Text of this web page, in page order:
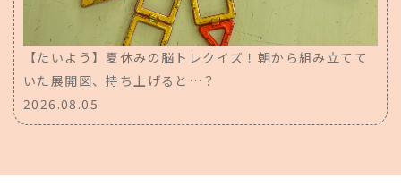
【たいよう】夏休みの脳トレクイズ！朝から組み立てて
いた展開図、持ち上げると…？
2026.08.05